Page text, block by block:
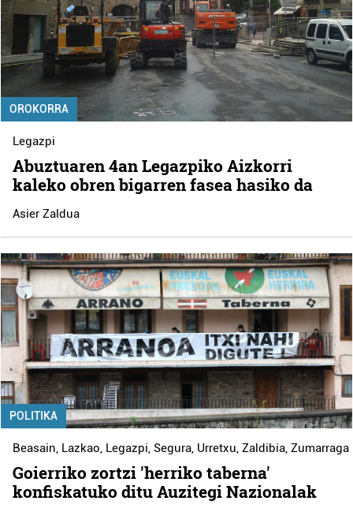
OROKORRA
Legazpi
Abuztuaren 4an Legazpiko Aizkorri
kaleko obren bigarren fasea hasiko da
Asier Zaldua
POLITIKA
Beasain, Lazkao, Legazpi, Segura, Urretxu,Zaldibia,Zumarraga
Goierriko zortzi 'herriko taberna'
konfiskatuko ditu Auzitegi Nazionalak